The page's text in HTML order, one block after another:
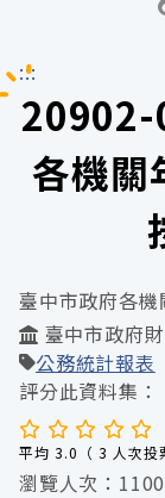
:::
20902-
各機關
臺中市政府各
臺中市政府
公務統計報表
評分此資料集：
平均 3.0（ 3 人次投
瀏覽人次：1100